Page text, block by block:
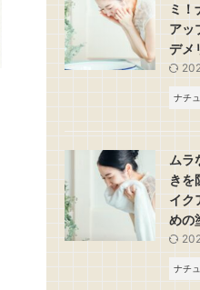
カラートライアルキット口コ
ミ！
アッ
デメ
ナチ
ムラ
きを
イク
めの
ナチ